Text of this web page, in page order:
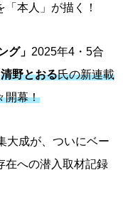
本人」が描く！
グ」 2025年4・5合
清野とおる氏の新連載
開幕！
大成が、ついにベー
在への潜入取材記録